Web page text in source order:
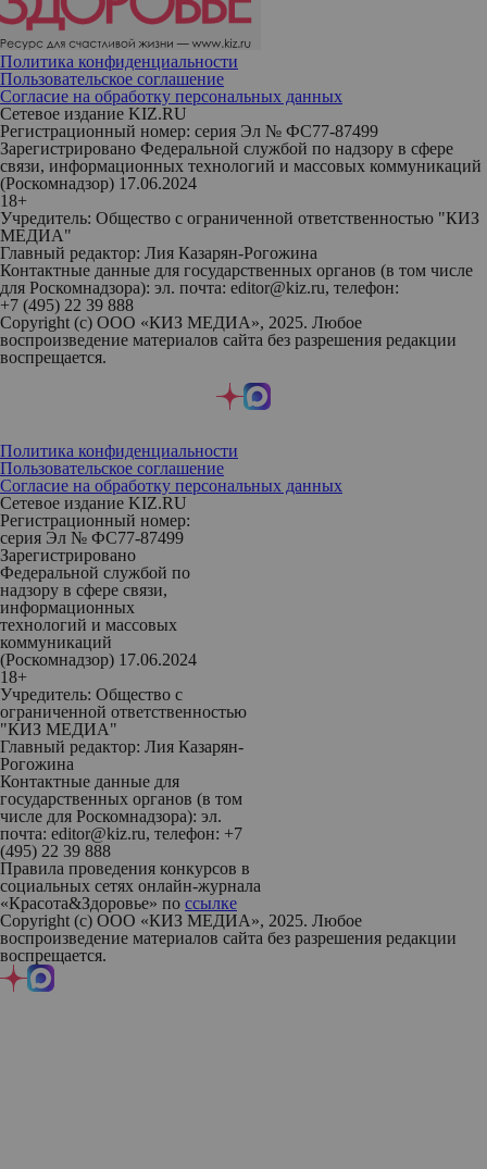
Политика конфиденциальности
Пользовательское соглашение
Согласие на обработку персональных данных
Сетевое издание KIZ.RU
Регистрационный номер: серия Эл № ФС77-87499
Зарегистрировано Федеральной службой по надзору в сфере
связи, информационных технологий и массовых коммуникаций
(Роскомнадзор) 17.06.2024
18+
Учредитель: Общество с ограниченной ответственностью "КИЗ
МЕДИА"
Главный редактор: Лия Казарян-Рогожина
Контактные данные для государственных органов (в том числе
для Роскомнадзора): эл. почта: editor@kiz.ru, телефон:
+7 (495) 22 39 888
Copyright (с) ООО «КИЗ МЕДИА», 2025. Любое
воспроизведение материалов сайта без разрешения редакции
воспрещается.
Политика конфиденциальности
Пользовательское соглашение
Согласие на обработку персональных данных
Сетевое издание KIZ.RU
Регистрационный номер:
серия Эл № ФС77-87499
Зарегистрировано
Федеральной службой по
надзору в сфере связи,
информационных
технологий и массовых
коммуникаций
(Роскомнадзор) 17.06.2024
18+
Учредитель: Общество с
ограниченной ответственностью
"КИЗ МЕДИА"
Главный редактор: Лия Казарян-
Рогожина
Контактные данные для
государственных органов (в том
числе для Роскомнадзора): эл.
почта: editor@kiz.ru, телефон: +7
(495) 22 39 888
Правила проведения конкурсов в
социальных сетях онлайн-журнала
«Красота&Здоровье» по ссылке
Copyright (с) ООО «КИЗ МЕДИА», 2025. Любое
воспроизведение материалов сайта без разрешения редакции
воспрещается.